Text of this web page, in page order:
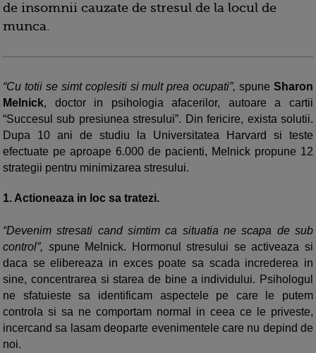
de insomnii cauzate de stresul de la locul de
munca.
“Cu totii se simt coplesiti si mult prea ocupati”, spuneSharon
Melnick, doctor in psihologia afacerilor, autoare a cartii
“Succesul sub presiunea stresului”. Din fericire, exista solutii.
Dupa 10 ani de studiu la Universitatea Harvard si teste
efectuate pe aproape 6.000 de pacienti, Melnick propune 12
strategii pentru minimizarea stresului.
1. Actioneaza in loc sa tratezi.
“Devenim stresati cand simtim ca situatia ne scapa de sub
control”, spune Melnick. Hormonul stresului se activeaza si
daca se elibereaza in exces poate sa scada increderea in
sine, concentrarea si starea de bine a individului. Psihologul
ne sfatuieste sa identificam aspectele pe care le putem
controla si sa ne comportam normal in ceea ce le priveste,
incercand sa lasam deoparte evenimentele care nu depind de
noi.